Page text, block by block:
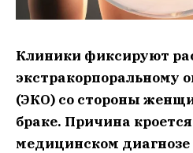
Клиники фиксируют
экстракорпоральному
(ЭКО) со стороны
браке. Причина
медицинском диагнозе